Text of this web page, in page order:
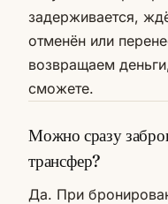
задерживается,
отменён или
возвращаем
сможете.
Можно сразу
трансфер?
Да. При